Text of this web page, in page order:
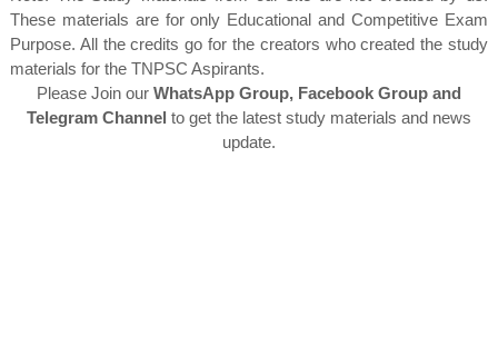
These materials are for only Educational and Competitive Exam
Purpose. All the credits go for the creators who created the study
materials for the TNPSC Aspirants.
Please Join our WhatsApp Group, Facebook Group and
Telegram Channel to get the latest study materials and news
update.